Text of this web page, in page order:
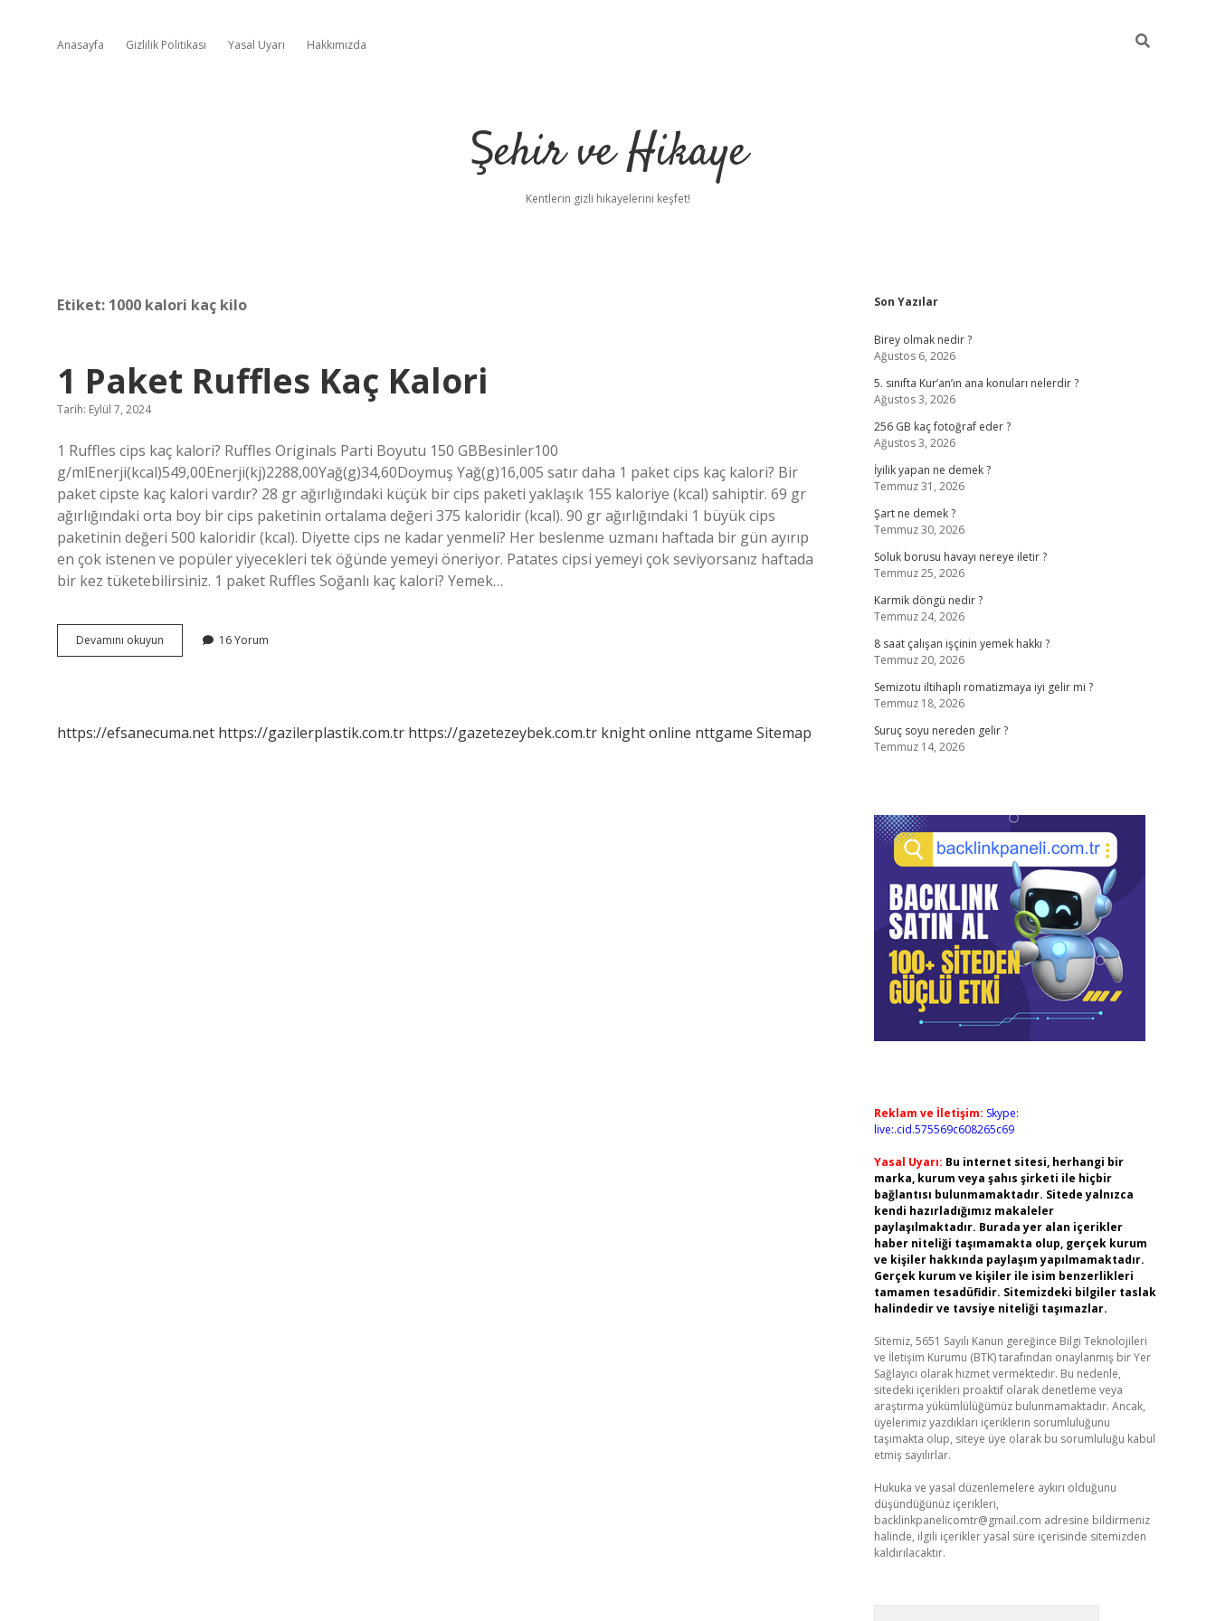
Anasayfa Gizlilik Politikası Yasal Uyarı Hakkımızda
Şehir ve Hikaye
Kentlerin gizli hikayelerini keşfet!
Etiket: 1000 kalori kaç kilo
1 Paket Ruffles Kaç Kalori
Tarih: Eylül 7, 2024
1 Ruffles cips kaç kalori? Ruffles Originals Parti Boyutu 150 GBBesinler100
g/mlEnerji(kcal)549,00Enerji(kj)2288,00Yağ(g)34,60Doymuş Yağ(g)16,005 satır daha 1 paket cips kaç kalori? Bir
paket cipste kaç kalori vardır? 28 gr ağırlığındaki küçük bir cips paketi yaklaşık 155 kaloriye (kcal) sahiptir. 69 gr
ağırlığındaki orta boy bir cips paketinin ortalama değeri 375 kaloridir (kcal). 90 gr ağırlığındaki 1 büyük cips
paketinin değeri 500 kaloridir (kcal). Diyette cips ne kadar yenmeli? Her beslenme uzmanı haftada bir gün ayırıp
en çok istenen ve popüler yiyecekleri tek öğünde yemeyi öneriyor. Patates cipsi yemeyi çok seviyorsanız haftada
bir kez tüketebilirsiniz. 1 paket Ruffles Soğanlı kaç kalori? Yemek…
Devamını okuyun
Paket
16 Yorum
https://efsanecuma.net https://gazilerplastik.com.tr https://gazetezeybek.com.tr knight online nttgame Sitemap
Sidebar
Son Yazılar
Birey olmak nedir ?
Ağustos 6, 2026
5. sınıfta Kur’an’ın ana konuları nelerdir ?
Ağustos 3, 2026
256 GB kaç fotoğraf eder ?
Ağustos 3, 2026
İyilik yapan ne demek ?
Temmuz 31, 2026
Şart ne demek ?
Temmuz 30, 2026
Soluk borusu havayı nereye iletir ?
Temmuz 25, 2026
Karmik döngü nedir ?
Temmuz 24, 2026
8 saat çalışan işçinin yemek hakkı ?
Temmuz 20, 2026
Semizotu iltihaplı romatizmaya iyi gelir mi ?
Temmuz 18, 2026
Suruç soyu nereden gelir ?
Temmuz 14, 2026
Reklam ve İletişim: Skype:
live:.cid.575569c608265c69
Yasal Uyarı: Bu internet sitesi, herhangi bir
marka, kurum veya şahıs şirketi ile hiçbir
bağlantısı bulunmamaktadır. Sitede yalnızca
kendi hazırladığımız makaleler
paylaşılmaktadır. Burada yer alan içerikler
haber niteliği taşımamakta olup, gerçek kurum
ve kişiler hakkında paylaşım yapılmamaktadır.
Gerçek kurum ve kişiler ile isim benzerlikleri
tamamen tesadüfidir. Sitemizdeki bilgiler taslak
halindedir ve tavsiye niteliği taşımazlar.
Sitemiz, 5651 Sayılı Kanun gereğince Bilgi Teknolojileri
ve İletişim Kurumu (BTK) tarafından onaylanmış bir Yer
Sağlayıcı olarak hizmet vermektedir. Bu nedenle,
sitedeki içerikleri proaktif olarak denetleme veya
araştırma yükümlülüğümüz bulunmamaktadır. Ancak,
üyelerimiz yazdıkları içeriklerin sorumluluğunu
taşımakta olup, siteye üye olarak bu sorumluluğu kabul
etmiş sayılırlar.
Hukuka ve yasal düzenlemelere aykırı olduğunu
düşündüğünüz içerikleri,
backlinkpanelicomtr@gmail.com adresine bildirmeniz
halinde, ilgili içerikler yasal süre içerisinde sitemizden
kaldırılacaktır.